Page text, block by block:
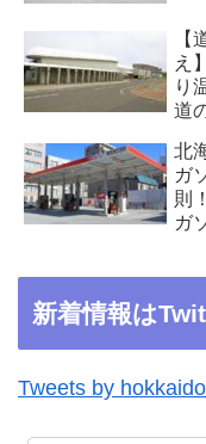
【
え
り
道
北
ガ
則
ガ
新着情報は
Tweets by